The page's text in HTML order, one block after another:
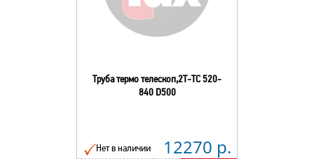
Труба термо телескоп,2Т-ТС 520-
840 D500
Нет в наличии 12270 р.